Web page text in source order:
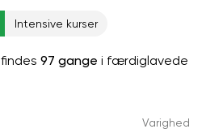
Intensive kurser
findes 97 gange i færdiglavede
Varighed